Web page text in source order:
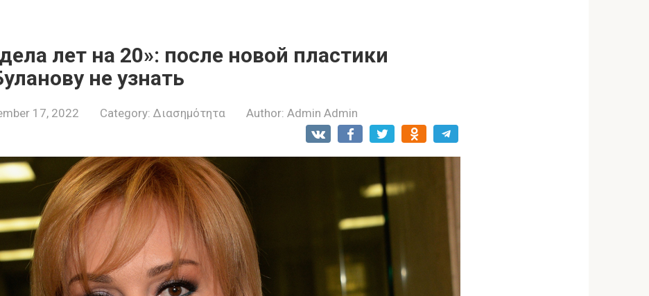
лет на 20»: после новой пластики
не узнать
17, 2022 Category: Διασημότητα Author: Admin Admin